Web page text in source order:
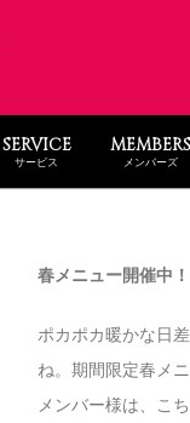
SERVICE
サービス
MEMBERS
メンバーズ
春メニュー開催中！
ポカポカ暖かな日
ね。期間限定春メ
メンバー様は、こ